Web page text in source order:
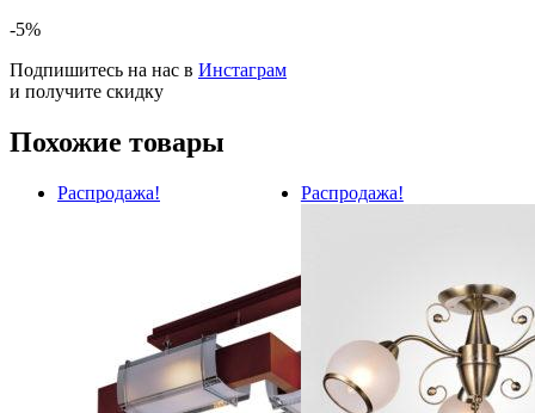
-5%
Подпишитесь на нас в Инстаграм
и получите скидку
Похожие товары
Распродажа! Распродажа!